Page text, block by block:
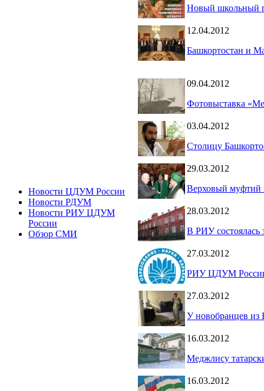
Новости ЦДУМ России
Новости РДУМ
Новости РИУ ЦДУМ
России
Обзор СМИ
Новый школьный
12.04.2012
Башкортостан и
09.04.2012
Фотовыставка
03.04.2012
Столицу
29.03.2012
Верховый муфтий
28.03.2012
В РИУ состоялась
27.03.2012
РИУ ЦДУМ России
27.03.2012
У новобранцев из
16.03.2012
Меджлису
16.03.2012